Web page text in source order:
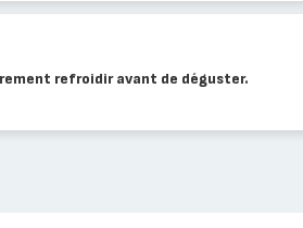
refroidir avant de déguster.